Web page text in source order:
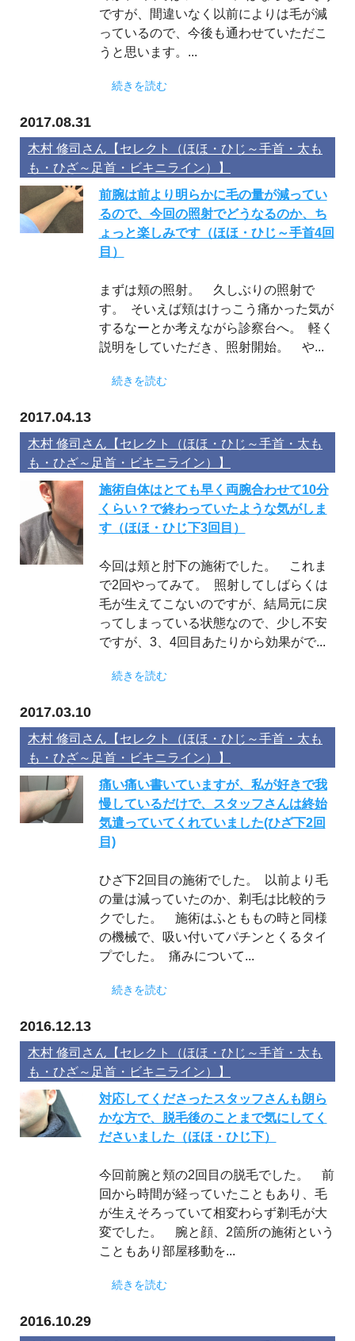
ですが、間違いなく以前によりは毛が減
っているので、今後も通わせていただこ
うと思います。...
続きを読む
2017.08.31
木村 修司さん【セレクト（ほほ・ひじ～手首・太も
も・ひざ～足首・ビキニライン）】
前腕は前より明らかに毛の量が減ってい
るので、今回の照射でどうなるのか、ち
ょっと楽しみです（ほほ・ひじ～手首4回
目）
まずは頬の照射。 久しぶりの照射で
す。 そいえば頬はけっこう痛かった気が
するなーとか考えながら診察台へ。 軽く
説明をしていただき、照射開始。 や...
続きを読む
2017.04.13
木村 修司さん【セレクト（ほほ・ひじ～手首・太も
も・ひざ～足首・ビキニライン）】
施術自体はとても早く両腕合わせて10分
くらい？で終わっていたような気がしま
す（ほほ・ひじ下3回目）
今回は頬と肘下の施術でした。 これま
で2回やってみて。 照射してしばらくは
毛が生えてこないのですが、結局元に戻
ってしまっている状態なので、少し不安
ですが、3、4回目あたりから効果がで...
続きを読む
2017.03.10
木村 修司さん【セレクト（ほほ・ひじ～手首・太も
も・ひざ～足首・ビキニライン）】
痛い痛い書いていますが、私が好きで我
慢しているだけで、スタッフさんは終始
気遣っていてくれていました(ひざ下2回
目)
ひざ下2回目の施術でした。 以前より毛
の量は減っていたのか、剃毛は比較的ラ
クでした。 施術はふとももの時と同様
の機械で、吸い付いてパチンとくるタイ
プでした。 痛みについて...
続きを読む
2016.12.13
木村 修司さん【セレクト（ほほ・ひじ～手首・太も
も・ひざ～足首・ビキニライン）】
対応してくださったスタッフさんも朗ら
かな方で、脱毛後のことまで気にしてく
ださいました（ほほ・ひじ下）
今回前腕と頬の2回目の脱毛でした。 前
回から時間が経っていたこともあり、毛
が生えそろっていて相変わらず剃毛が大
変でした。 腕と顔、2箇所の施術という
こともあり部屋移動を...
続きを読む
2016.10.29